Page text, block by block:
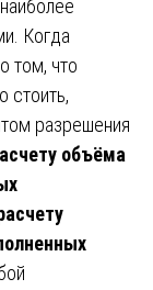
Когда
том, что
стоить,
разрешения
объёма